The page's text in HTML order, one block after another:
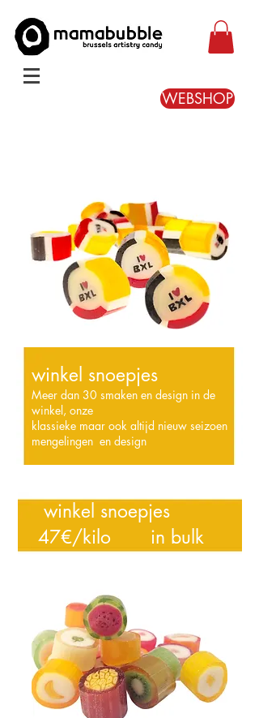
WEBSHOP
winkel snoepjes
Meer dan 30 smaken en design in de
winkel, onze
klassieke maar ook altijd nieuw seizoen
mengelingen en design
winkel snoepjes
47€/kilo in bulk